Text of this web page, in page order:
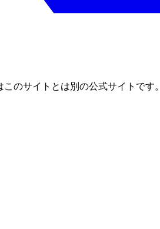
このサイトとは別の公式サイトです。